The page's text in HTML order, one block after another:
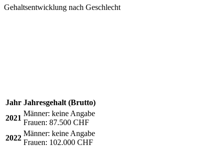
Gehaltsentwicklung nach Geschlecht
Jahr Jahresgehalt (Brutto)
2021
Männer: keine Angabe
Frauen: 87.500 CHF
2022
Männer: keine Angabe
Frauen: 102.000 CHF